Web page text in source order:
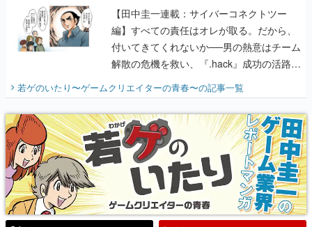
【田中圭一連載：サイバーコネクトツー
編】すべての責任はオレが取る。だから、
付いてきてくれないか──男の熱意はチーム
解散の危機を救い、『.hack』成功の活路を
開く。業界の快男児・松山 洋に流れる血は
『少年ジャンプ』色だった【若ゲのいた
り】
若ゲのいたり〜ゲームクリエイターの青春〜の記事一覧